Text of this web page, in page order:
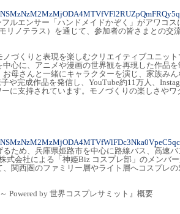
ルエンサー「ハンドメイドかぞく」がアワコ
リノテラス）を通じて、参加者の皆さまとの交
ノづくりと表現を楽しむクリエイティブユニッ
心に、アニメや漫画の世界観を再現した作品
母さんと一緒にキャラクターを演じ、家族み
や完成作品を発信し、YouTube約11万人、
に支持されています。モノづくりの楽しさやワ
ため、兵庫県姫路市を中心に路線バス、高速
式会社による「神姫Biz コスプレ部」のメンバ
関西圏のファミリー層やライト層へコスプレの
Powered by 世界コスプレサミット』概要